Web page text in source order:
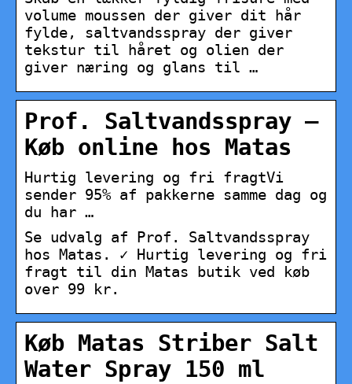
volume moussen der giver dit hår
fylde, saltvandsspray der giver
tekstur til håret og olien der
giver næring og glans til …
Prof. Saltvandsspray –
Køb online hos Matas
Hurtig levering og fri fragtVi
sender 95% af pakkerne samme dag og
du har …
Se udvalg af Prof. Saltvandsspray
hos Matas. ✓ Hurtig levering og fri
fragt til din Matas butik ved køb
over 99 kr.
Køb Matas Striber Salt
Water Spray 150 ml